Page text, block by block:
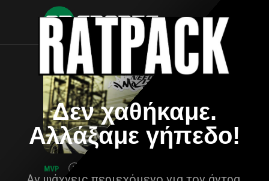
Δεν χαθήκαμε.
Αλλάξαμε γήπεδο!